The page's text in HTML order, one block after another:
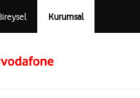
Kurumsal